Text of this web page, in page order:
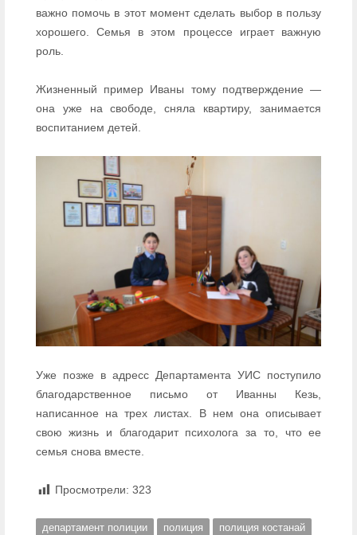
важно помочь в этот момент сделать выбор в пользу
хорошего. Семья в этом процессе играет важную
роль.
Жизненный пример Иваны тому подтверждение —
она уже на свободе, сняла квартиру, занимается
воспитанием детей.
Уже позже в адресс Департамента УИС поступило
благодарственное письмо от Иванны Кезь,
написанное на трех листах. В нем она описывает
свою жизнь и благодарит психолога за то, что ее
семья снова вместе.
Просмотрели: 323
департамент полиции полиция полиция костанай